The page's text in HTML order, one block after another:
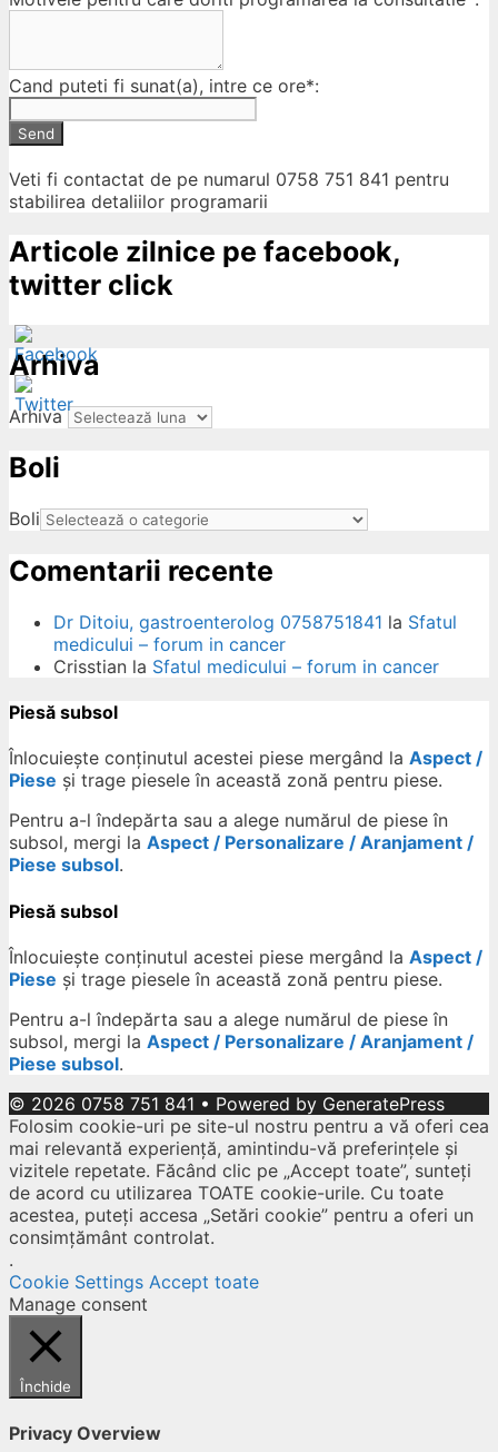
Cand puteti fi sunat(a), intre ce ore*:
Send
Veti fi contactat de pe numarul 0758 751 841 pentru
stabilirea detaliilor programarii
Articole zilnice pe facebook,
twitter click
Arhiva
Arhiva
Boli
Boli
Comentarii recente
Dr Ditoiu, gastroenterolog 0758751841 la Sfatul
medicului – forum in cancer
Crisstian la Sfatul medicului – forum in cancer
Piesă subsol
Înlocuiește conținutul acestei piese mergând la Aspect /
Piese și trage piesele în această zonă pentru piese.
Pentru a-l îndepărta sau a alege numărul de piese în
subsol, mergi la Aspect / Personalizare / Aranjament /
Piese subsol.
Piesă subsol
Înlocuiește conținutul acestei piese mergând la Aspect /
Piese și trage piesele în această zonă pentru piese.
Pentru a-l îndepărta sau a alege numărul de piese în
subsol, mergi la Aspect / Personalizare / Aranjament /
Piese subsol.
© 2026 0758 751 841 • Powered by GeneratePress
Folosim cookie-uri pe site-ul nostru pentru a vă oferi cea
mai relevantă experiență, amintindu-vă preferințele și
vizitele repetate. Făcând clic pe „Accept toate”, sunteți
de acord cu utilizarea TOATE cookie-urile. Cu toate
acestea, puteți accesa „Setări cookie” pentru a oferi un
consimțământ controlat.
.
Cookie Settings Accept toate
Manage consent
Închide
Privacy Overview